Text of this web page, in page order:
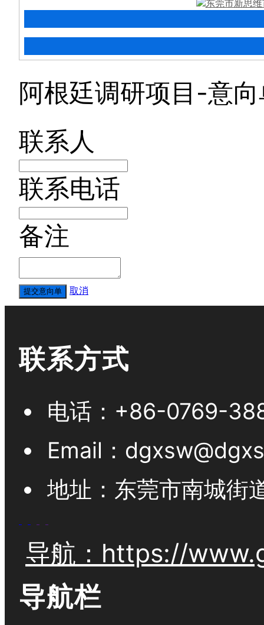
阿根廷调研项目-意
联系人
联系电话
备注
提交意向单 取消
联系方式
电话： +86-0769-
Email：
地址： 东莞市南城街
导航：https://
导航栏